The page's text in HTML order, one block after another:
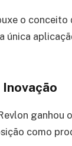
o
única
como